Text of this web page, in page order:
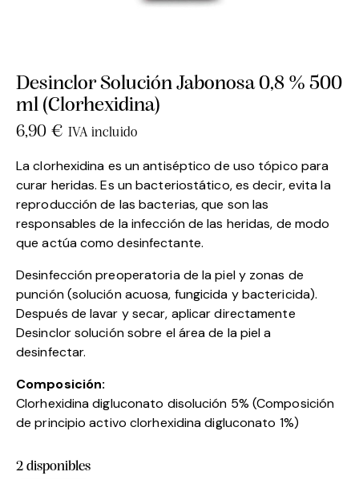
Desinclor Solución Jabonosa 0,8 % 500
ml (Clorhexidina)
6,90 € IVA incluido
La clorhexidina es un antiséptico de uso tópico para
curar heridas. Es un bacteriostático, es decir, evita la
reproducción de las bacterias, que son las
responsables de la infección de las heridas, de modo
que actúa como desinfectante.
Desinfección preoperatoria de la piel y zonas de
punción (solución acuosa, fungicida y bactericida).
Después de lavar y secar, aplicar directamente
Desinclor solución sobre el área de la piel a
desinfectar.
Composición:
Clorhexidina digluconato disolución 5% (Composición
de principio activo clorhexidina digluconato 1%)
2 disponibles